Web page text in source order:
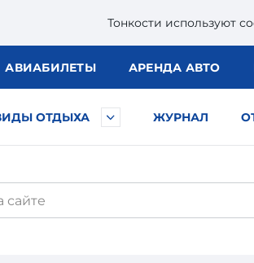
Тонкости используют
АВИАБИЛЕТЫ АРЕНДА АВТО
ОТДЫХА ЖУРНАЛ